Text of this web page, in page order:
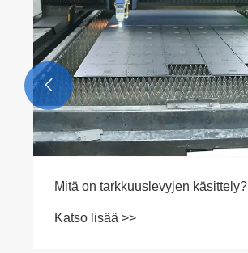
Mitä on tarkkuuslevyjen käsittely?
Katso lisää >>
